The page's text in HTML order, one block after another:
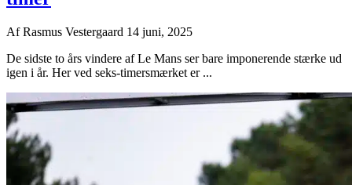
AfRasmus Vestergaard 14 juni, 2025
De sidste to års vindere af Le Mans ser bare imponerende stærke ud
igen i år. Her ved seks-timersmærket er ...